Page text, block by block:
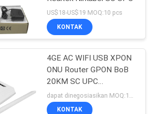
US$18-US$19 MOQ:10 pcs
KONTAK
4GE AC WIFI USB XPON
ONU Router GPON BoB
20KM SC UPC
Connector
KONTAK